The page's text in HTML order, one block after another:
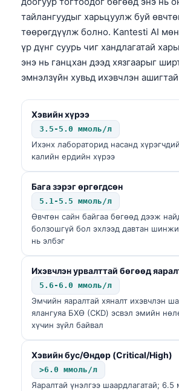
тайлангуудыг харьцуулж буй
төөрөгдүүлж болно. Kantesti AI
үр дүнг суурь чиг хандлагатай
энэ нь ганцхан дээд хязгаарыг
эмнэлзүйн хувьд ихэвчлэн
Хэвийн хүрээ
3.5-5.0 ммоль/л
Ихэнх лабораторид насанд
калийн ердийн хүрээ
Бага зэрэг өргөгдсөн
5.1-5.5 ммоль/л
Өвчтөн сайн байгаа бөгөөд дээж
болзошгүй бол эхлээд давтан
нь элбэг
Ихэвчлэн урвалттай бөгөөд
5.6-6.0 ммоль/л
Эмчийн яаралтай хяналт ихэвчлэн
ялангуяа БХӨ (CKD) эсвэл эмийн
хүчин зүйл байвал
Хэвийн бус/Өндөр (Critical/High)
>6.0 ммоль/л
Яаралтай үнэлгээ шаардлагатай;